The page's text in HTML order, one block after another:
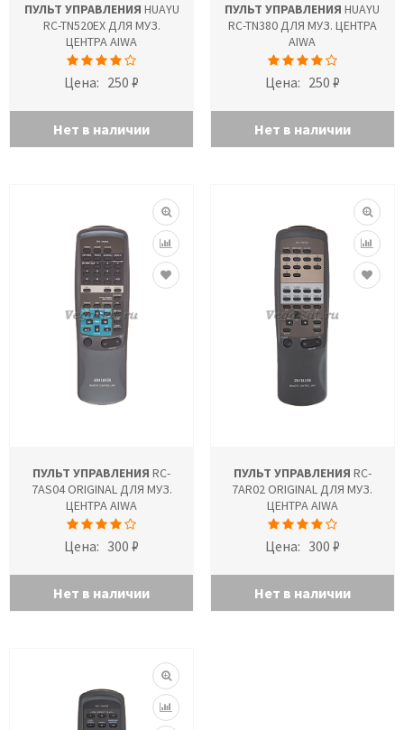
ПУЛЬТ УПРАВЛЕНИЯ HUAYU
RC-TN520EX ДЛЯ МУЗ.
ЦЕНТРА AIWA
Цена: 250 ₽
Нет в наличии
ПУЛЬТ УПРАВЛЕНИЯ HUAYU
RC-TN380 ДЛЯ МУЗ. ЦЕНТРА
AIWA
Цена: 250 ₽
Нет в наличии
ПУЛЬТ УПРАВЛЕНИЯ RC-
7AS04 ORIGINAL ДЛЯ МУЗ.
ЦЕНТРА AIWA
Цена: 300 ₽
Нет в наличии
ПУЛЬТ УПРАВЛЕНИЯ RC-
7AR02 ORIGINAL ДЛЯ МУЗ.
ЦЕНТРА AIWA
Цена: 300 ₽
Нет в наличии